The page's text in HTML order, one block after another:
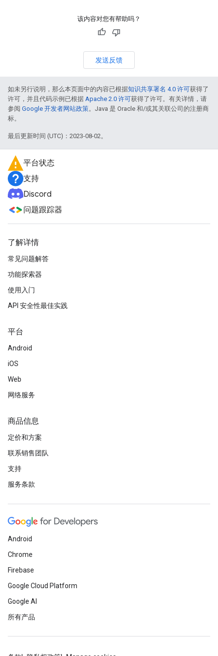
该内容对您有帮助吗？
发送反馈
如未另行说明，那么本页面中的内容已根据知识共享署名 4.0 许可获得了
许可，并且代码示例已根据 Apache 2.0 许可获得了许可。有关详情，请
参阅 Google 开发者网站政策。Java 是 Oracle 和/或其关联公司的注册商
标。
最后更新时间 (UTC)：2023-08-02。
平台状态
支持
Discord
问题跟踪器
了解详情
常见问题解答
功能探索器
使用入门
API 安全性最佳实践
平台
Android
iOS
Web
网络服务
商品信息
定价和方案
联系销售团队
支持
服务条款
Android
Chrome
Firebase
Google Cloud Platform
Google AI
所有产品